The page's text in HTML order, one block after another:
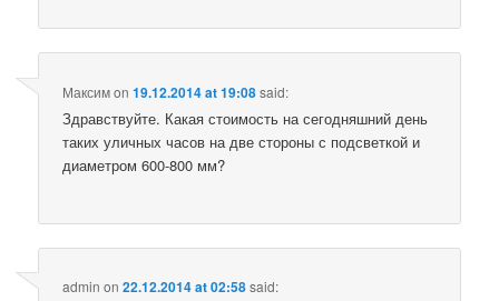
Максимon19.12.2014 at 19:08said:
Здравствуйте. Какая стоимость на сегодняшний день
таких уличных часов на две стороны с подсветкой и
диаметром 600-800 мм?
admin on22.12.2014 at 02:58said: